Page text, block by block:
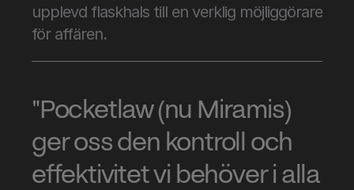
upplevd flaskhals till en verklig möjliggörare
för affären.
"Pocketlaw (nu Miramis)
ger oss den kontroll och
effektivitet vi behöver i alla